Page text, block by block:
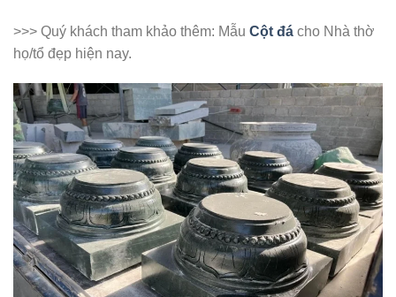
>>> Quý khách tham khảo thêm: Mẫu Cột đá cho Nhà thờ
họ/tổ đẹp hiện nay.